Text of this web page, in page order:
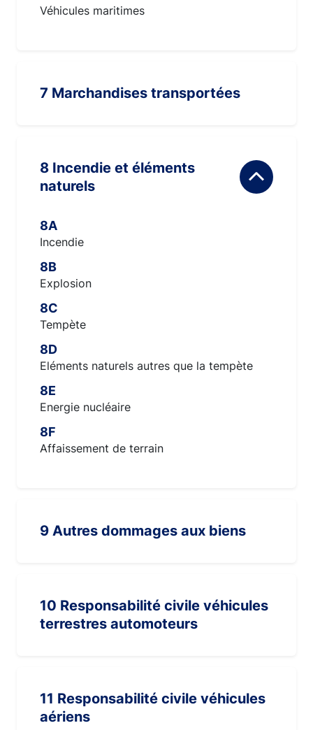
Véhicules maritimes
7 Marchandises transportées
8 Incendie et éléments
naturels
8A
Incendie
8B
Explosion
8C
Tempète
8D
Eléments naturels autres que la tempète
8E
Energie nucléaire
8F
Affaissement de terrain
9 Autres dommages aux biens
10 Responsabilité civile véhicules
terrestres automoteurs
11 Responsabilité civile véhicules
aériens